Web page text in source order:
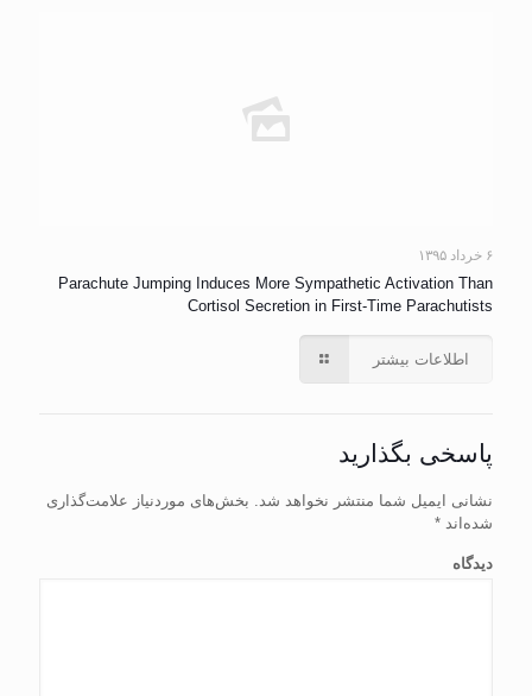
۶ خرداد ۱۳۹۵
Parachute Jumping Induces More Sympathetic Activation Than
Cortisol Secretion in First-Time Parachutists
اطلاعات بیشتر
پاسخی بگذارید
نشانی ایمیل شما منتشر نخواهد شد. بخش‌های موردنیاز علامت‌گذاری
شده‌اند *
دیدگاه